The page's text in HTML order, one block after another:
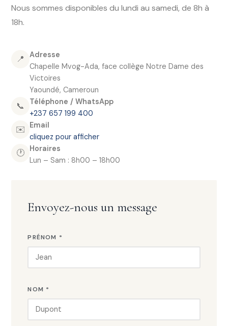
Nous sommes disponibles du lundi au samedi, de 8h à
18h.
📍
Adresse
Chapelle Mvog-Ada, face collège Notre Dame des
Victoires
Yaoundé, Cameroun
📞
Téléphone / WhatsApp
+237 657 199 400
✉️
Email
cliquez pour afficher
🕐
Horaires
Lun – Sam : 8h00 – 18h00
Envoyez-nous un message
PRÉNOM *
NOM *